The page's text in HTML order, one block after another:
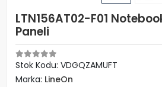
LTN156AT02-F01
Paneli
Stok Kodu: VDGQZAMUFT
Marka: LineOn